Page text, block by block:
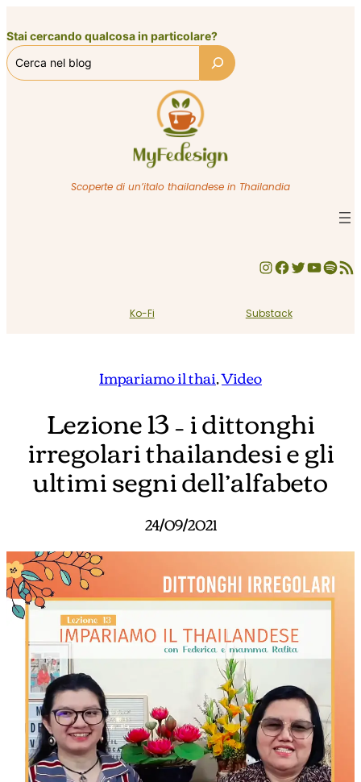
al
contenuto
Stai cercando qualcosa in particolare?
Scoperte di un’italo thailandese in Thailandia
InstagramFacebook Twitter YouTube Spotify Feed RSS
Ko-Fi Substack
Impariamo il thai, Video
Lezione 13 – i dittonghi
irregolari thailandesi e gli
ultimi segni dell’alfabeto
24/09/2021